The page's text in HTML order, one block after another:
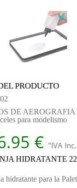
PRODUCTO
DE AEROGRAFIA
para modelismo
€ "IVA
HIDRATANTE
hidratante para la